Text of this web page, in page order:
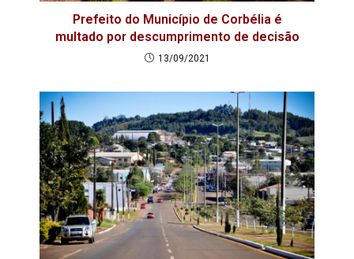
Prefeito do Município de Corbélia é
multado por descumprimento de decisão
13/09/2021